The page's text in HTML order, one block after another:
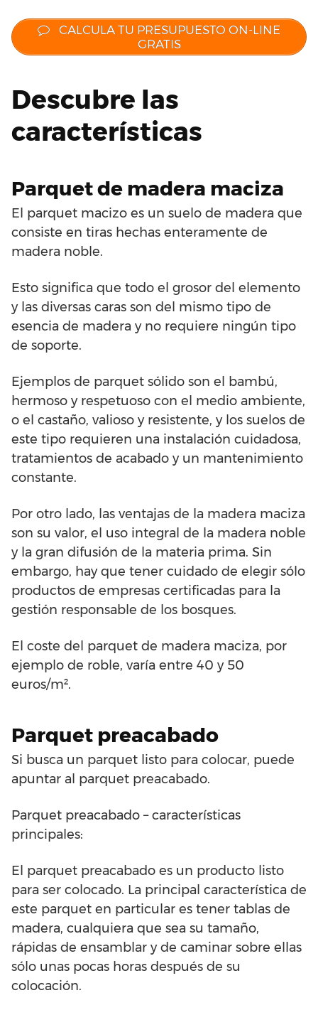
CALCULA TU PRESUPUESTO ON-LINE
GRATIS
Descubre las
características
Parquet de madera maciza
El parquet macizo es un suelo de madera que
consiste en tiras hechas enteramente de
madera noble.
Esto significa que todo el grosor del elemento
y las diversas caras son del mismo tipo de
esencia de madera y no requiere ningún tipo
de soporte.
Ejemplos de parquet sólido son el bambú,
hermoso y respetuoso con el medio ambiente,
o el castaño, valioso y resistente, y los suelos de
este tipo requieren una instalación cuidadosa,
tratamientos de acabado y un mantenimiento
constante.
Por otro lado, las ventajas de la madera maciza
son su valor, el uso integral de la madera noble
y la gran difusión de la materia prima. Sin
embargo, hay que tener cuidado de elegir sólo
productos de empresas certificadas para la
gestión responsable de los bosques.
El coste del parquet de madera maciza, por
ejemplo de roble, varía entre 40 y 50
euros/m².
Parquet preacabado
Si busca un parquet listo para colocar, puede
apuntar al parquet preacabado.
Parquet preacabado – características
principales:
El parquet preacabado es un producto listo
para ser colocado. La principal característica de
este parquet en particular es tener tablas de
madera, cualquiera que sea su tamaño,
rápidas de ensamblar y de caminar sobre ellas
sólo unas pocas horas después de su
colocación.